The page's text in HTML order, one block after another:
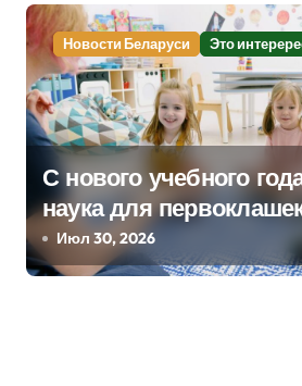
Новости Беларуси Это
С нового учебного
наука для
Июл 30, 2026